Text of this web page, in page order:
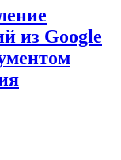
из Google